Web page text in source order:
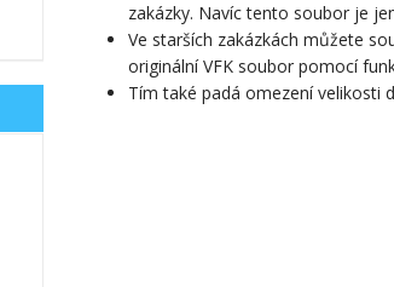
zakázky. Navíc tento soubor je
Ve starších zakázkách můžete
originální VFK soubor pomocí
Tím také padá omezení velikosti